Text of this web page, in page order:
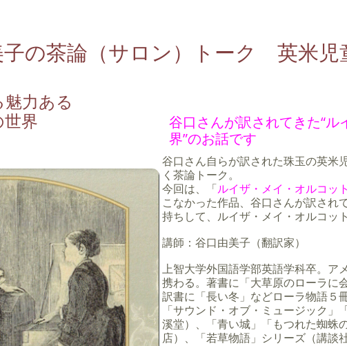
子の茶論（サロン）トーク 英米児
力ある
界
谷口さんが訳されてきた“
界”のお話です
谷口さん自らが訳された珠玉の英米
く茶論トーク。
今回は、「ルイザ・メイ・オルコッ
こなかった作品、谷口さんが訳され
持ちして、ルイザ・メイ・オルコッ
講師：谷口由美子（翻訳家）
上智大学外国語学部英語学科卒。ア
携わる。著書に「大草原のローラに
訳書に「長い冬」などローラ物語５
「サウンド・オブ・ミュージック
溪堂）、「青い城」「もつれた蜘蛛
店）、「若草物語」シリーズ（講談